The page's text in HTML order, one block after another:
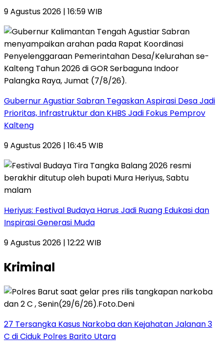
9 Agustus 2026 | 16:59 WIB
Gubernur Agustiar Sabran Tegaskan Aspirasi Desa Jadi
Prioritas, Infrastruktur dan KHBS Jadi Fokus Pemprov
Kalteng
9 Agustus 2026 | 16:45 WIB
Heriyus: Festival Budaya Harus Jadi Ruang Edukasi dan
Inspirasi Generasi Muda
9 Agustus 2026 | 12:22 WIB
Kriminal
27 Tersangka Kasus Narkoba dan Kejahatan Jalanan 3
C di Ciduk Polres Barito Utara